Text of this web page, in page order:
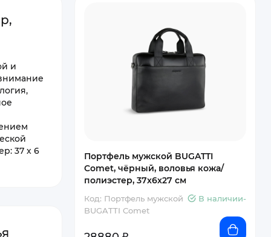
и
37 х 6
Портфель мужской BUGATTI
Comet, чёрный, воловья кожа/
полиэстер, 37х6х27 см
Код: Портфель мужской
BUGATTI Comet
В наличии-